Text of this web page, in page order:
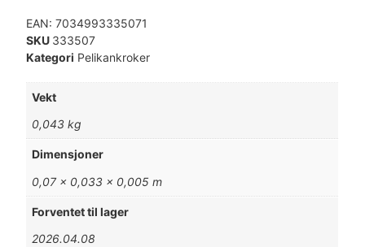
EAN:7034993335071
SKU 333507
Kategori Pelikankroker
Vekt
0,043 kg
Dimensjoner
0,07 × 0,033 × 0,005 m
Forventet til lager
2026.04.08